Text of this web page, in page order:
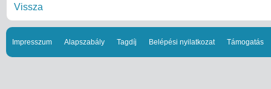
Vissza
Impresszum Alapszabály Tagdíj Belépési nyilatkozat Támogatás